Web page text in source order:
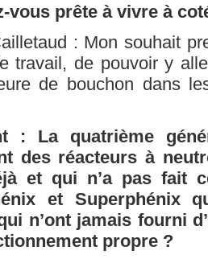
vous prête à vivre à
: Mon souhait
travail, de pouvoir y
de bouchon dans
: La quatrième
des réacteurs à
et qui n’a pas fait
et Superphénix
n’ont jamais fourni
propre ?